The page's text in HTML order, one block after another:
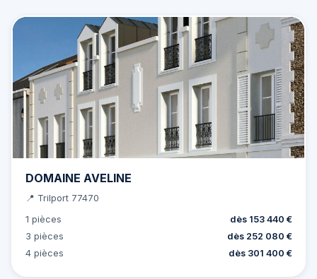
DOMAINE AVELINE
📍 Trilport 77470
1 pièces
dès 153 440 €
3 pièces
dès 252 080 €
4 pièces
dès 301 400 €